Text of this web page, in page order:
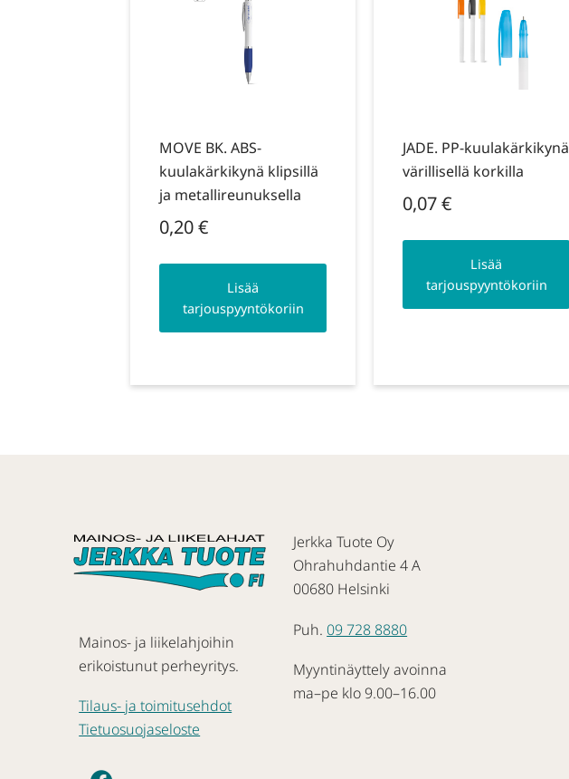
MOVE BK. ABS-
kuulakärkikynä klipsillä
ja metallireunuksella
0,20€
Lisää
tarjouspyyntökoriin
JADE. PP-kuulakärkikynä
värillisellä korkilla
0,07€
Lisää
tarjouspyyntökoriin
Mainos- ja liikelahjoihin
erikoistunut perheyritys.
Tilaus- ja toimitusehdot
Tietuosuojaseloste
Jerkka Tuote Oy
Ohrahuhdantie 4 A
00680 Helsinki
Puh. 09 728 8880
Myyntinäyttely avoinna
ma–pe klo 9.00–16.00